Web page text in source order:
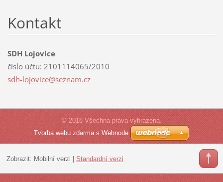
Kontakt
SDH Lojovice
číslo účtu: 2101114065/2010
sdh-lojovice@seznam.cz
© 2018 Všechna práva vyhrazena.
Tvorba webu zdarma s Webnode
Zobrazit: Mobilní verzi Standardní verzi